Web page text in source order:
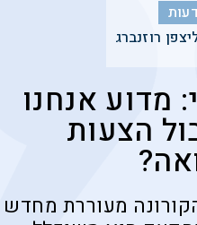
רוזנברג
מדוע אנחנו
הצעות
מעוררת מחדש